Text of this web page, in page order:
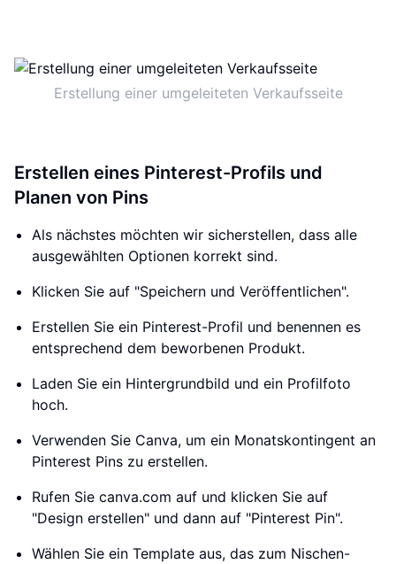
Erstellung einer umgeleiteten Verkaufsseite
Erstellen eines Pinterest-Profils und
Planen von Pins
Als nächstes möchten wir sicherstellen, dass alle
ausgewählten Optionen korrekt sind.
Klicken Sie auf "Speichern und Veröffentlichen".
Erstellen Sie ein Pinterest-Profil und benennen es
entsprechend dem beworbenen Produkt.
Laden Sie ein Hintergrundbild und ein Profilfoto
hoch.
Verwenden Sie Canva, um ein Monatskontingent an
Pinterest Pins zu erstellen.
Rufen Sie canva.com auf und klicken Sie auf
"Design erstellen" und dann auf "Pinterest Pin".
Wählen Sie ein Template aus, das zum Nischen-